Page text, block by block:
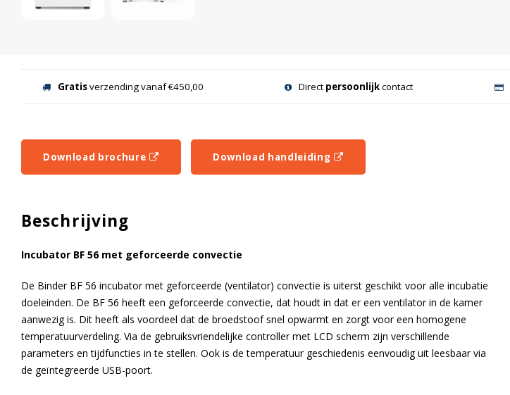
Gratisverzending vanaf €450,00 Direct persoonlijkcontact
Download brochure Download handleiding
Beschrijving
Incubator BF 56 met geforceerde convectie
De Binder BF 56 incubator met geforceerde (ventilator) convectie is uiterst geschikt voor alle incubatie
doeleinden. De BF 56 heeft een geforceerde convectie, dat houdt in dat er een ventilator in de kamer
aanwezig is. Dit heeft als voordeel dat de broedstoof snel opwarmt en zorgt voor een homogene
temperatuurverdeling. Via de gebruiksvriendelijke controller met LCD scherm zijn verschillende
parameters en tijdfuncties in te stellen. Ook is de temperatuur geschiedenis eenvoudig uit leesbaar via
de geïntegreerde USB-poort.